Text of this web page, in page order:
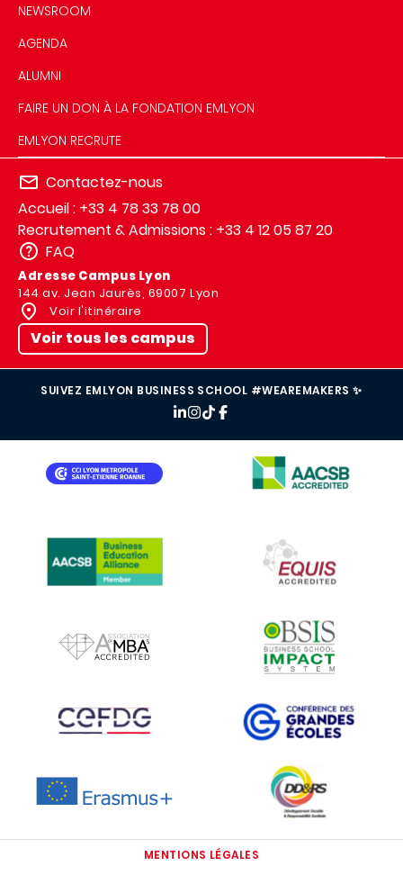
NEWSROOM
AGENDA
ALUMNI
FAIRE UN DON À LA FONDATION EMLYON
EMLYON RECRUTE
Contactez-nous
Accueil : +33 4 78 33 78 00
Recrutement & Admissions : +33 4 12 05 87 20
FAQ
Adresse Campus Lyon
144 av. Jean Jaurès, 69007 Lyon
Voir l'itinéraire
Voir tous les campus
SUIVEZ EMLYON BUSINESS SCHOOL #WEAREMAKERS ✨
IMAGE
IMAGE
IMAGE
IMAGE
IMAGE IMAGE
MENTIONS LÉGALES